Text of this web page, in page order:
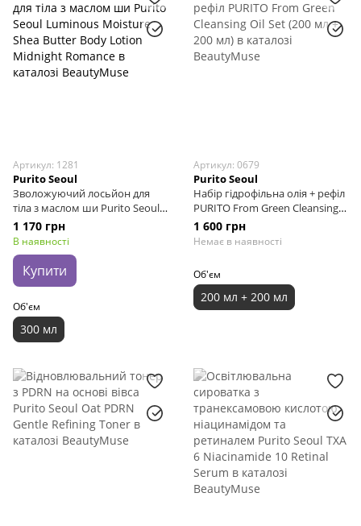
Артикул: 1281
Purito Seoul
Зволожуючий лосьйон для
тіла з маслом ши Purito Seoul
Luminous Moisture Shea Butter
Body Lotion Midnight Romance,
300 мл
1 170 грн
В наявності
Купити
Об'єм
300 мл
Артикул: 0679
Purito Seoul
Набір гідрофільна олія + рефіл
PURITO From Green Cleansing
Oil Set (200 мл + 200 мл)
1 600 грн
Немає в наявності
Об'єм
200 мл + 200 мл